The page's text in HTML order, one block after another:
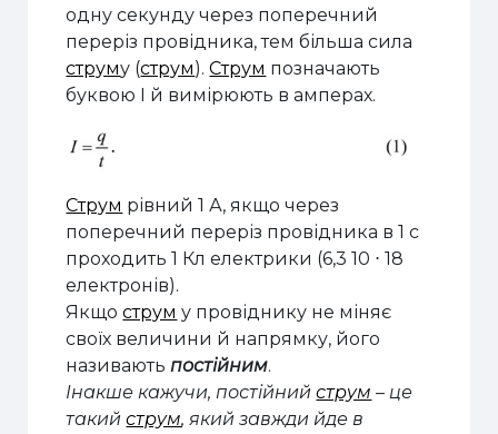
одну секунду через поперечний
переріз провідника, тем більша сила
струму (струм).Струм позначають
буквою I й вимірюють в амперах.
Струм рівний 1 А, якщо через
поперечний переріз провідника в 1 с
проходить 1 Кл електрики (6,3 10 ⋅ 18
електронів).
Якщострум у провіднику не міняє
своїх величини й напрямку, його
називаютьпостійним.
Інакше кажучи, постійнийструм – це
такийструм, який завжди йде в